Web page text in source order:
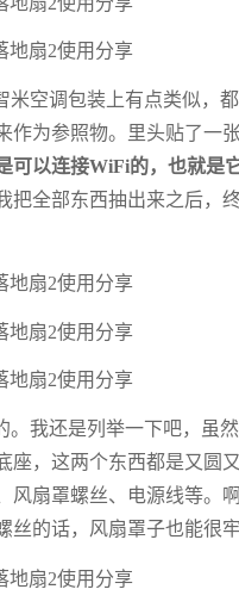
空调包装上有点类似，
为参照物。里头贴了一
可以连接WiFi的，也就是
全部东西抽出来之后，
我还是列举一下吧，虽
，这两个东西都是又圆
扇罩螺丝、电源线等。
的话，风扇罩子也能很牢